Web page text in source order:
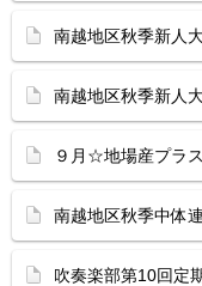
南越地区秋季新
南越地区秋季新
９月☆地場産プラ
南越地区秋季中体
吹奏楽部第10回定